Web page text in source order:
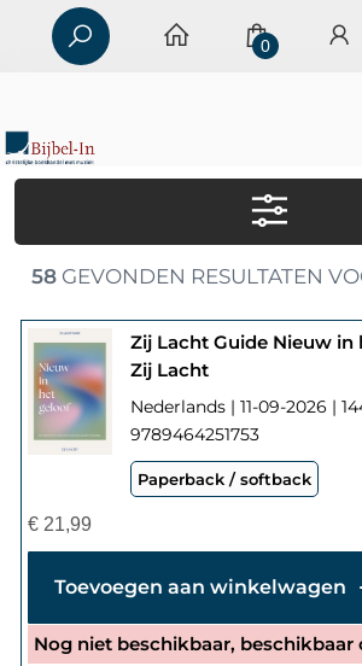
0
58GEVONDEN RESULTATEN
Zij Lacht
Nederlands | 11-09-2026 |
9789464251753
Paperback / softback
€21,99
Toevoegen aan winkelwagen
Nog niet beschikbaar, beschikbaar